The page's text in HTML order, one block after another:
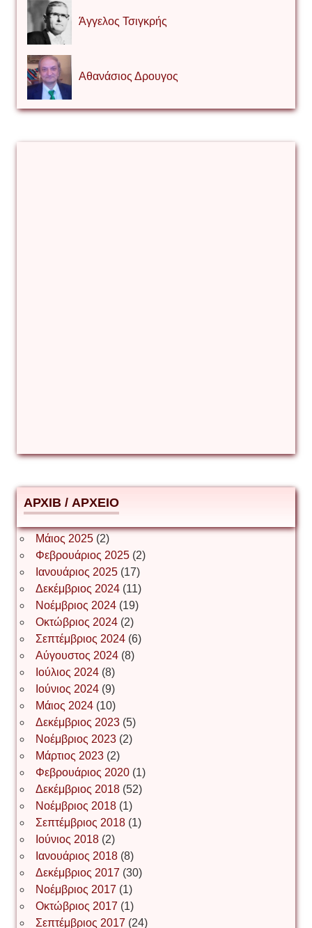
Άγγελος Τσιγκρής
Αθανάσιος Δρουγος
Δημήτριος Ζακοντινός
ΕΥΑΓΓΕΛΟΣ ΜΩΚΟΣ
Ιωάννης Σ. Παπαφλωράτος
ΝΙΚΟΣ ΓΑΤΟΣ
Νίκος Λυγερός
Іван Буртик
Іван Наконечний
Інга Короткевич
Ірина Ключковська
АРХІВ / ΑΡΧΕΙΟ
Μάιος 2025(2)
Φεβρουάριος 2025(2)
Ιανουάριος 2025(17)
Δεκέμβριος 2024(11)
Νοέμβριος 2024(19)
Οκτώβριος 2024(2)
Σεπτέμβριος 2024(6)
Αύγουστος 2024(8)
Ιούλιος 2024(8)
Ιούνιος 2024(9)
Μάιος 2024(10)
Δεκέμβριος 2023(5)
Νοέμβριος 2023(2)
Μάρτιος 2023(2)
Φεβρουάριος 2020(1)
Δεκέμβριος 2018(52)
Νοέμβριος 2018(1)
Σεπτέμβριος 2018(1)
Ιούνιος 2018(2)
Ιανουάριος 2018(8)
Δεκέμβριος 2017 (30)
Νοέμβριος 2017 (1)
Οκτώβριος 2017 (1)
Σεπτέμβριος 2017 (24)